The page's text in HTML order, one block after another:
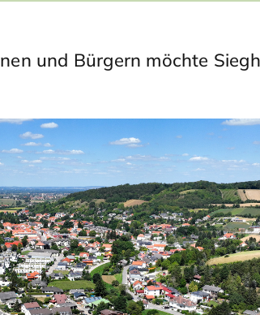
und Bürgern möchte